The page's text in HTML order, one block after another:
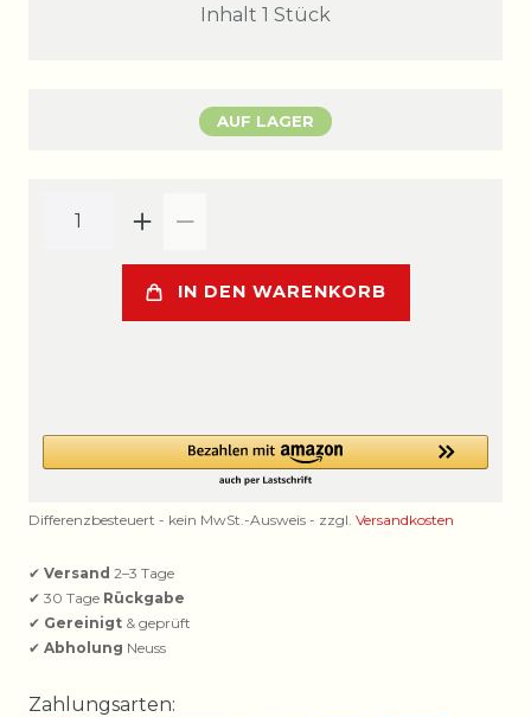
Inhalt 1 Stück
AUF LAGER
IN DEN WARENKORB
Differenzbesteuert - kein MwSt.-Ausweis - zzgl. Versandkosten
✔ Versand 2–3 Tage
✔ 30 Tage Rückgabe
✔ Gereinigt & geprüft
✔ Abholung Neuss
Zahlungsarten: